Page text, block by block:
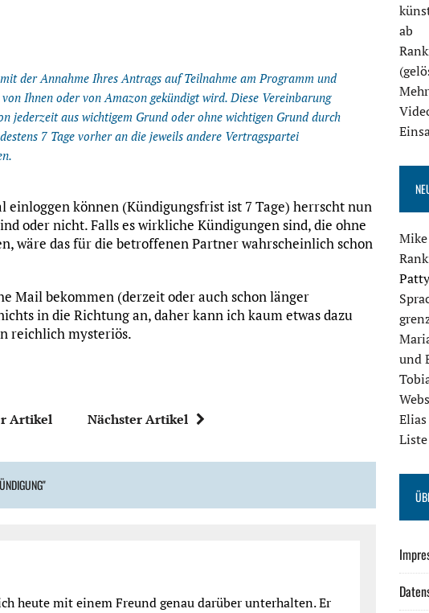
der Annahme Ihres Antrags auf Teilnahme am Programm und
Ihnen oder von Amazon gekündigt wird. Diese Vereinbarung
jederzeit aus wichtigem Grund oder ohne wichtigen Grund durch
7 Tage vorher an die jeweils andere Vertragspartei
einloggen können (Kündigungsfrist ist 7 Tage) herrscht nun
oder nicht. Falls es wirkliche Kündigungen sind, die ohne
wäre das für die betroffenen Partner wahrscheinlich schon
Mail bekommen (derzeit oder auch schon länger
in die Richtung an, daher kann ich kaum etwas dazu
reichlich mysteriös.
Artikel Nächster Artikel
heute mit einem Freund genau darüber unterhalten. Er
ab
Mike
und